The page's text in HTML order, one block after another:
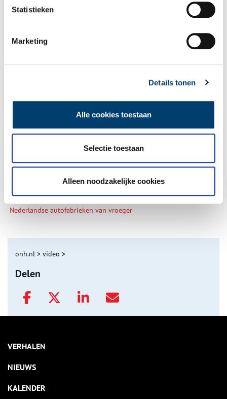
Statistieken
Marketing
Details tonen
Alle cookies toestaan
Selectie toestaan
Alleen noodzakelijke cookies
Tien verdwenen pretparken
Nederlandse autofabrieken van vroeger
onh.nl > video >
Delen
VERHALEN
NIEUWS
KALENDER